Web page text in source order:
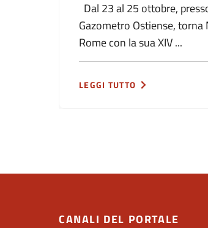
Dal 23 al 25 ottobre,
Gazometro Ostiense, torna
Rome con la sua XIV ...
LEGGI TUTTO
CANALI DEL PORTALE